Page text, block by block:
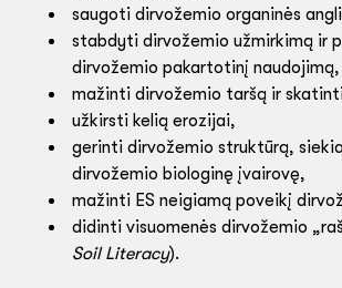
saugoti dirvožemio organinės
stabdyti dirvožemio užmirkimą ir
dirvožemio pakartotinį naudojimą,
mažinti dirvožemio taršą ir
užkirsti kelią erozijai,
gerinti dirvožemio struktūrą,
dirvožemio biologinę įvairovę,
mažinti ES neigiamą poveikį
didinti visuomenės dirvožemio
Soil Literacy).